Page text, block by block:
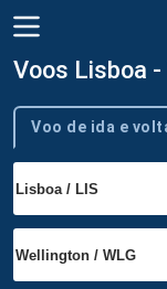
Voos Lisboa
Tipo de viagem
Voo de ida e